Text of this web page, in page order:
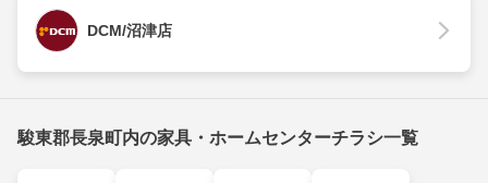
DCM/沼津店
駿東郡長泉町内の家具・ホームセンターチラシ一覧